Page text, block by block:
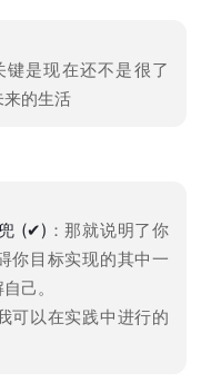
键是现在还不是很了
的生活
(✔) ：那就说明了你
你目标实现的其中一
己。
可以在实践中进行的